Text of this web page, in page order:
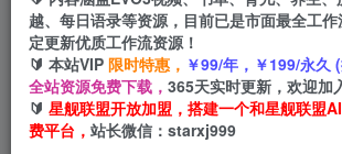
用户名或邮箱
登录密码
记住登录
越、每日语录等资源，目前已是市面最全工
定更新优质工作流资源！
🔰 本站VIP 限时特惠， ￥99/年，￥199/永久
全站资源免费下载， 365天实时更新，欢迎加
🔰 星舰联盟开放加盟，搭建一个和星舰联盟
费平台， 站长微信：starxj999